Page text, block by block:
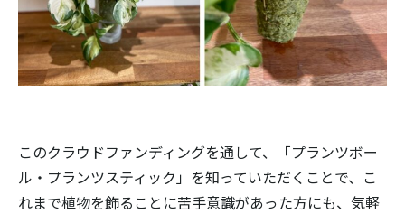
このクラウドファンディングを通して、「プランツボー
ル・プランツスティック」を知っていただくことで、こ
れまで植物を飾ることに苦手意識があった方にも、気軽